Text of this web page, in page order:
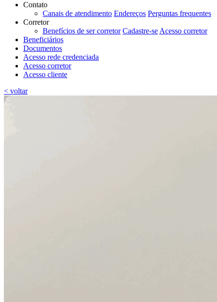
Contato
Canais de atendimento Endereços Perguntas frequentes
Corretor
Benefícios de ser corretor Cadastre-se Acesso corretor
Beneficiários
Documentos
Acesso rede credenciada
Acesso corretor
Acesso cliente
< voltar